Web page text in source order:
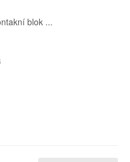
blok ...